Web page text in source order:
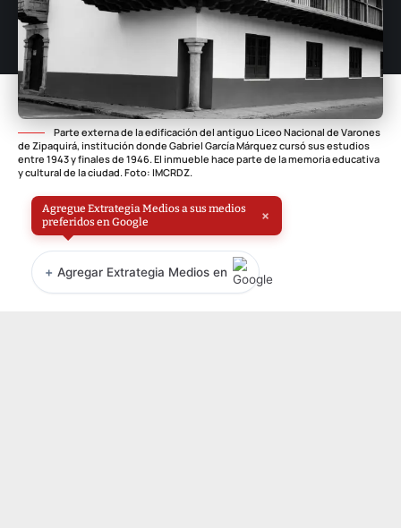
Parte externa de la edificación del antiguo Liceo Nacional de Varones
de Zipaquirá, institución donde Gabriel García Márquez cursó sus estudios
entre 1943 y finales de 1946. El inmueble hace parte de la memoria educativa
y cultural de la ciudad. Foto: IMCRDZ.
Agregue Extrategia Medios a sus medios
preferidos en Google
×
+ Agregar Extrategia Medios en